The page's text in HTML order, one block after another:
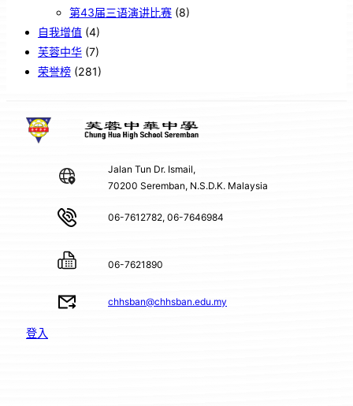
第43届三语演讲比赛 (8)
自我增值 (4)
芙蓉中华 (7)
荣誉榜 (281)
Jalan Tun Dr. Ismail,
70200 Seremban, N.S.D.K. Malaysia
06-7612782, 06-7646984
06-7621890
chhsban@chhsban.edu.my
登入